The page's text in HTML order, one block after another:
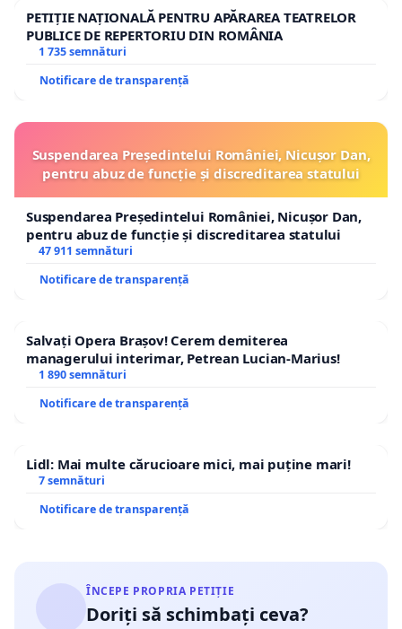
PETIȚIE NAȚIONALĂ PENTRU APĂRAREA TEATRELOR
PUBLICE DE REPERTORIU DIN ROMÂNIA
1 735 semnături
Notificare de transparență
Suspendarea Președintelui României, Nicușor Dan,
pentru abuz de funcție și discreditarea statului
Suspendarea Președintelui României, Nicușor Dan,
pentru abuz de funcție și discreditarea statului
47 911 semnături
Notificare de transparență
Salvați Opera Brașov! Cerem demiterea
managerului interimar, Petrean Lucian-Marius!
1 890 semnături
Notificare de transparență
Lidl: Mai multe cărucioare mici, mai puține mari!
7 semnături
Notificare de transparență
ÎNCEPE PROPRIA PETIȚIE
Doriți să schimbați ceva?